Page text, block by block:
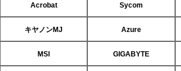
Acrobat Sycom
キヤノンMJ Azure
MSI GIGABYTE